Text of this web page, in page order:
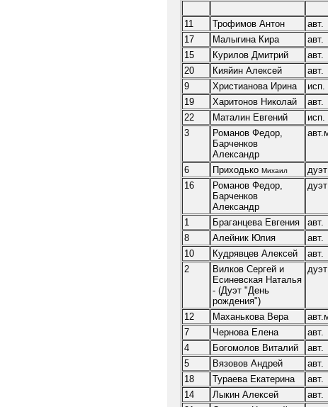
11
Трофимов Антон авт.
17
Малыгина Кира авт.
15
Курилов Дмитрий авт.
20
Кияйин Алексей авт.
9
Христианова Ирина исп.
19
Харитонов Николай авт.
22
Маталин Евгений исп.
3
Романов Федор,
Барченков
Александр
6 Приходько Михаил дуэт
16
Романов Федор,
Барченков
Александр
дуэт
1 Браганцева Евгения авт.
8
Алейник Юлия авт.
10
Кудрявцев Алексей авт.
2
Вилков Сергей и
Есиневская Наталья
- (Дуэт "День
рождения")
дуэт
12 Маханькова Вера
7
Чернова Елена авт.
4
Богомолов Виталий авт.
5
Вязовов Андрей авт.
18
Тураева Екатерина авт.
14
Лыкин Алексей авт.